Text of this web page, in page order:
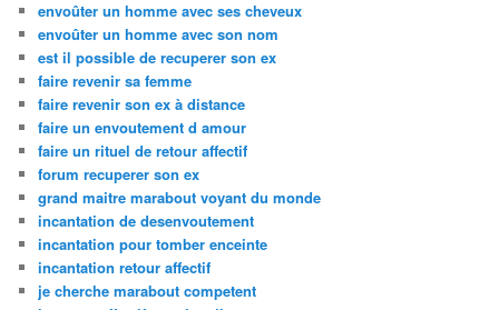
envoûter un homme avec ses cheveux
envoûter un homme avec son nom
est il possible de recuperer son ex
faire revenir sa femme
faire revenir son ex à distance
faire un envoutement d amour
faire un rituel de retour affectif
forum recuperer son ex
grand maitre marabout voyant du monde
incantation de desenvoutement
incantation pour tomber enceinte
incantation retour affectif
je cherche marabout competent